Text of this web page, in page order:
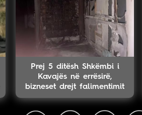
Prej 5 ditësh Shkëmbi i
Kavajës në errësirë,
bizneset drejt falimentimit